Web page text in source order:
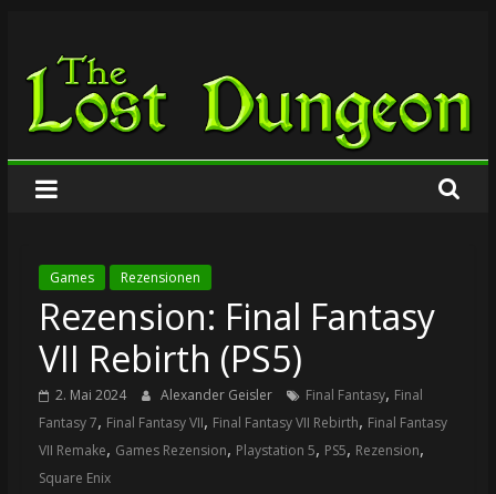
springen
The
Lost
Dungeon
Games Rezensionen
Rezension: Final Fantasy
VII Rebirth (PS5)
2. Mai 2024 Alexander Geisler Final Fantasy, Final
Fantasy 7, Final Fantasy VII, Final Fantasy VII Rebirth, Final Fantasy
VII Remake, Games Rezension, Playstation 5, PS5, Rezension,
Square Enix